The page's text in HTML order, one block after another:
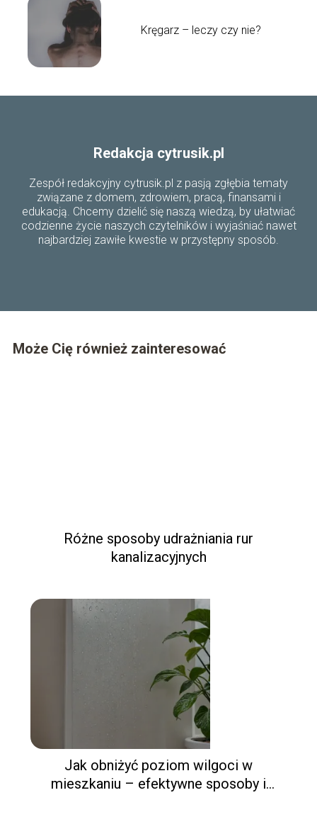
Kręgarz – leczy czy nie?
Redakcja cytrusik.pl
Zespół redakcyjny cytrusik.pl z pasją zgłębia tematy
związane z domem, zdrowiem, pracą, finansami i
edukacją. Chcemy dzielić się naszą wiedzą, by ułatwiać
codzienne życie naszych czytelników i wyjaśniać nawet
najbardziej zawiłe kwestie w przystępny sposób.
Może Cię również zainteresować
Różne sposoby udrażniania rur
kanalizacyjnych
Jak obniżyć poziom wilgoci w
mieszkaniu – efektywne sposoby i